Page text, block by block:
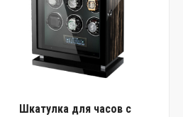
Шкатулка для часов с